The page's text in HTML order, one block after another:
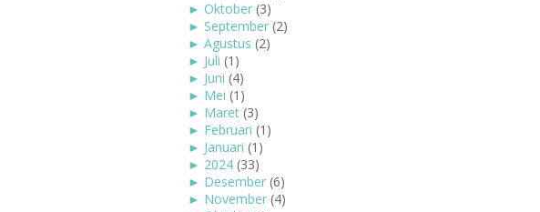
► Oktober (3)
► September (2)
► Agustus (2)
► Juli (1)
► Juni (4)
► Mei (1)
► Maret (3)
► Februari (1)
► Januari (1)
► 2024 (33)
► Desember (6)
► November (4)